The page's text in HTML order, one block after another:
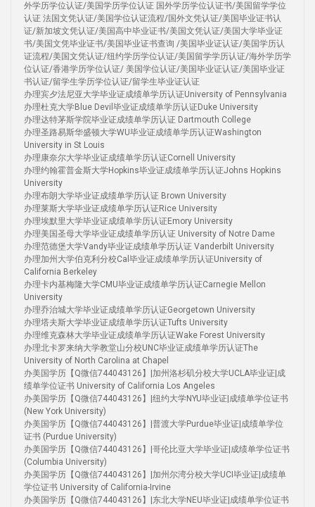
外学历学位认证/美国学历学位认证 国外学历学位认证书/美国留学学位
认证 法国文凭认证/美国学位认证流程/国外文凭认证/美国毕业证书认
证/新加坡文凭认证/美国高中毕业证书/美国文凭认证/美国大学毕业证
书/美国文凭毕业证书/美国毕业证书查询 /美国毕业证认证/美国学历认
证流程/美国文凭认证/纽约学历学位认证/美国留学学历认证/海外学历学
位认证/香港学历学位认证/ 美国学位认证/美国毕业证认证/美国毕业证
书认证/留学生学历学位认证/留学生毕业证认证
办理宾夕法尼亚大学毕业证成绩单学历认证University of Pennsylvania
办理杜克大学Blue Devil毕业证成绩单学历认证Duke University
办理达特茅斯学院毕业证成绩单学历认证 Dartmouth College
办理圣路易斯华盛顿大学WU毕业证成绩单学历认证Washington
University in St Louis
办理康奈尔大学毕业证成绩单学历认证Cornell University
办理约翰霍普金斯大学Hopkins毕业证成绩单学历认证Johns Hopkins
University
办理布朗大学毕业证成绩单学历认证 Brown University
办理莱斯大学毕业证成绩单学历认证Rice University
办理埃默里大学毕业证成绩单学历认证Emory University
办理美国圣母大学毕业证成绩单学历认证 University of Notre Dame
办理范德堡大学Vandy毕业证成绩单学历认证 Vanderbilt University
办理加州大学伯克利分校Cal毕业证成绩单学历认证University of
California Berkeley
办理卡内基梅隆大学CMU毕业证成绩单学历认证Carnegie Mellon
University
办理乔治城大学毕业证成绩单学历认证Georgetown University
办理塔夫斯大学毕业证成绩单学历认证Tufts University
办理维克森林大学毕业证成绩单学历认证Wake Forest University
办理北卡罗来纳大学教堂山分校UNC毕业证成绩单学历认证The
University of North Carolina at Chapel
办美国学历【Q微信744043126】|加州洛杉矶分校大学UCLA毕业证|成
绩单学位证书 University of California Los Angeles
办美国学历【Q微信744043126】|纽约大学NYU毕业证|成绩单学位证书
(New York University)
办美国学历【Q微信744043126】|普渡大学Purdue毕业证|成绩单学位
证书 (Purdue University)
办美国学历【Q微信744043126】|哥伦比亚大学毕业证|成绩单学位证书
(Columbia University)
办美国学历【Q微信744043126】|加州尔湾分校大学UCI毕业证|成绩单
学位证书 University of California-Irvine
办美国学历【Q微信744043126】|东北大学NEU毕业证|成绩单学位证书